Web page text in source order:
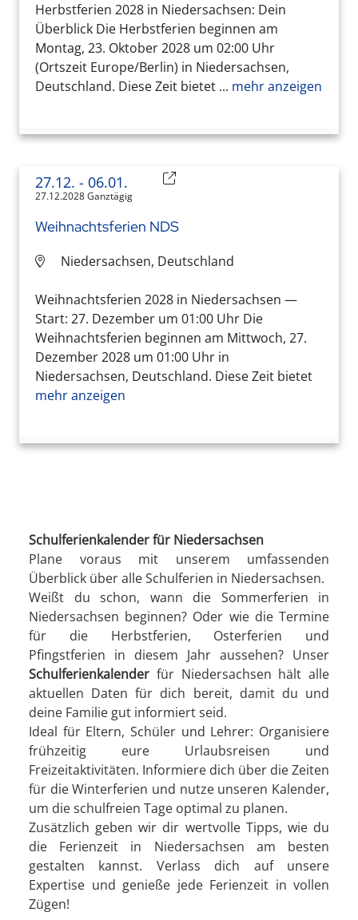
Herbstferien 2028 in Niedersachsen: Dein
Überblick Die Herbstferien beginnen am
Montag, 23. Oktober 2028 um 02:00 Uhr
(Ortszeit Europe/Berlin) in Niedersachsen,
Deutschland. Diese Zeit bietet ... mehr anzeigen
27.12. - 06.01.
27.12.2028 Ganztägig
Weihnachtsferien NDS
Niedersachsen, Deutschland
Weihnachtsferien 2028 in Niedersachsen —
Start: 27. Dezember um 01:00 Uhr Die
Weihnachtsferien beginnen am Mittwoch, 27.
Dezember 2028 um 01:00 Uhr in
Niedersachsen, Deutschland. Diese Zeit bietet
mehr anzeigen
Schulferienkalender für Niedersachsen
Plane voraus mit unserem umfassenden
Überblick über alle Schulferien in Niedersachsen.
Weißt du schon, wann die Sommerferien in
Niedersachsen beginnen? Oder wie die Termine
für die Herbstferien, Osterferien und
Pfingstferien in diesem Jahr aussehen? Unser
Schulferienkalender für Niedersachsen hält alle
aktuellen Daten für dich bereit, damit du und
deine Familie gut informiert seid.
Ideal für Eltern, Schüler und Lehrer: Organisiere
frühzeitig eure Urlaubsreisen und
Freizeitaktivitäten. Informiere dich über die Zeiten
für die Winterferien und nutze unseren Kalender,
um die schulfreien Tage optimal zu planen.
Zusätzlich geben wir dir wertvolle Tipps, wie du
die Ferienzeit in Niedersachsen am besten
gestalten kannst. Verlass dich auf unsere
Expertise und genieße jede Ferienzeit in vollen
Zügen!